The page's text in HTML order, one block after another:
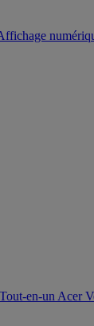
Tout-en-un Acer